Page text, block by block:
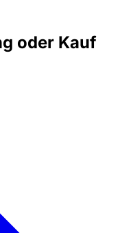
oder Kauf